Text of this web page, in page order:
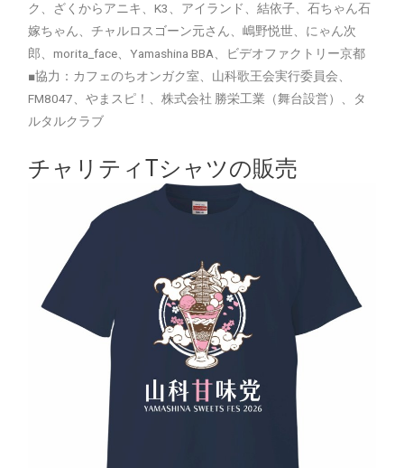
ク、ざくからアニキ、K3、アイランド、結依子、石ちゃん石
嫁ちゃん、チャルロスゴーン元さん、嶋野悦世、にゃん次
郎、morita_face、Yamashina BBA、ビデオファクトリー京都
■協力：カフェのちオンガク室、山科歌王会実行委員会、
FM8047、やまスピ！、株式会社 勝栄工業（舞台設営）、タ
ルタルクラブ
チャリティTシャツの販売